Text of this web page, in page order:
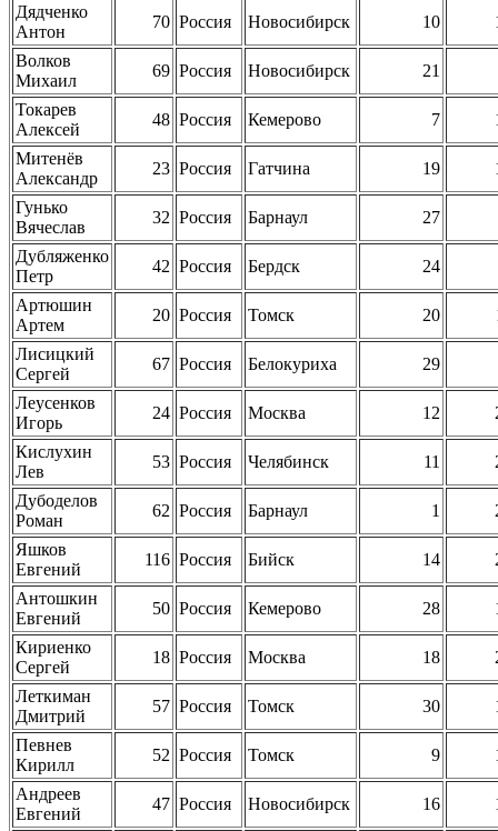
Дядченко
Антон
70 Россия Новосибирск 10
Волков
Михаил
69 Россия Новосибирск 21
Токарев
Алексей
48 Россия Кемерово 7
Митенёв
Александр
23 Россия Гатчина 19
Гунько
Вячеслав
32 Россия Барнаул 27
Дубляженко
Петр
42 Россия Бердск 24
Артюшин
Артем
20 Россия Томск 20
Лисицкий
Сергей
67 Россия Белокуриха 29
Леусенков
Игорь
24 Россия Москва 12
Кислухин
Лев
53 Россия Челябинск 11
Дубоделов
Роман
62 Россия Барнаул 1
Яшков
Евгений
116 Россия Бийск 14
Антошкин
Евгений
50 Россия Кемерово 28
Кириенко
Сергей
18 Россия Москва 18
Леткиман
Дмитрий
57 Россия Томск 30
Певнев
Кирилл
52 Россия Томск 9
Андреев
Евгений
47 Россия Новосибирск 16